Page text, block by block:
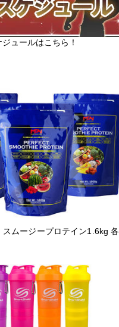
ュールはこちら！
スムージープロテイン1.6kg 各